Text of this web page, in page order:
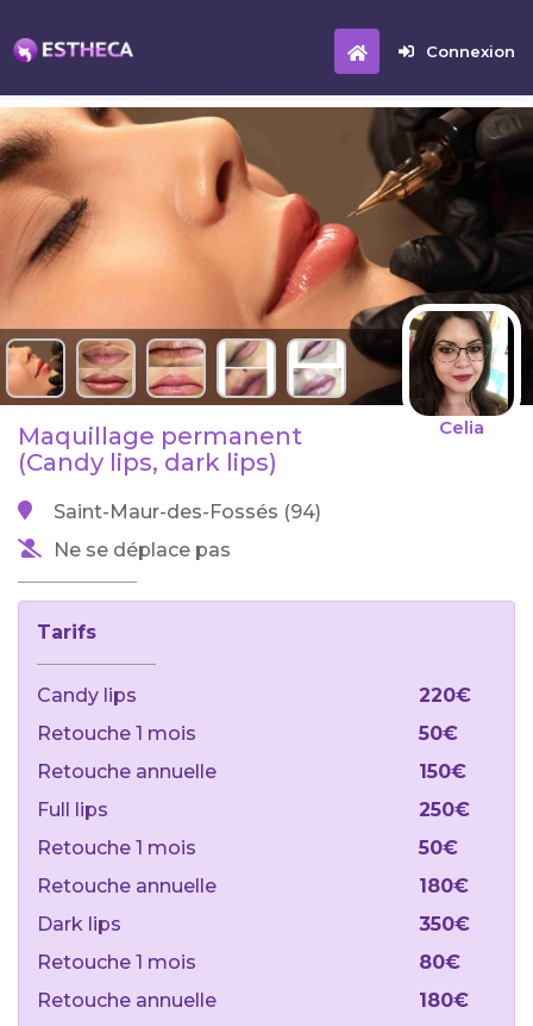
Connexion
Celia
Maquillage permanent
(Candy lips, dark lips)
Saint-Maur-des-Fossés (94)
Ne se déplace pas
Tarifs
Candy lips
220€
Retouche 1 mois
50€
Retouche annuelle
150€
Full lips
250€
Retouche 1 mois
50€
Retouche annuelle
180€
Dark lips
350€
Retouche 1 mois
80€
Retouche annuelle
180€